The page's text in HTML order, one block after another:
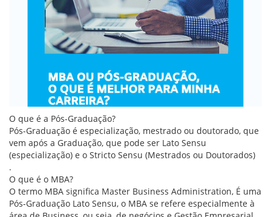
O que é a Pós-Graduação?
Pós-Graduação é especialização, mestrado ou doutorado, que
vem após a Graduação, que pode ser Lato Sensu
(especialização) e o Stricto Sensu (Mestrados ou Doutorados)
.
O que é o MBA?
O termo MBA significa Master Business Administration, É uma
Pós-Graduação Lato Sensu, o MBA se refere especialmente à